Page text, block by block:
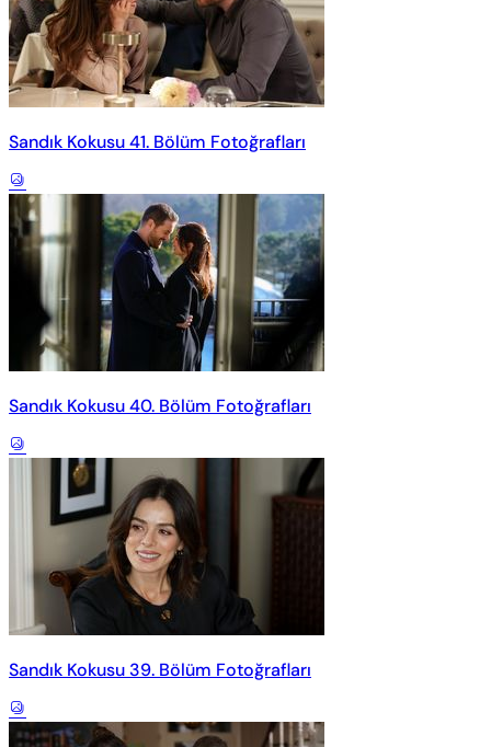
Sandık Kokusu 41. Bölüm Fotoğrafları
Sandık Kokusu 40. Bölüm Fotoğrafları
Sandık Kokusu 39. Bölüm Fotoğrafları